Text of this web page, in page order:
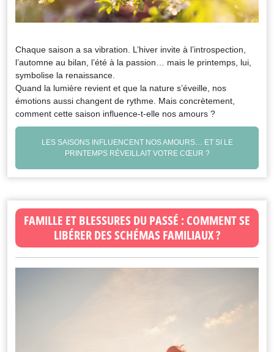
Chaque saison a sa vibration. L’hiver invite à l’introspection,
l’automne au bilan, l’été à la passion… mais le printemps, lui,
symbolise la renaissance.
Quand la lumière revient et que la nature s’éveille, nos
émotions aussi changent de rythme. Mais concrètement,
comment cette saison influence-t-elle nos amours ?
LES SAISONS INFLUENCENT NOS AMOURS… ET SI LE
PRINTEMPS RÉVEILLAIT VOTRE CŒUR ?
FAMILLE ET BLESSURES DU PASSÉ : COMMENT SE
LIBÉRER DES SCHÉMAS FAMILIAUX ?